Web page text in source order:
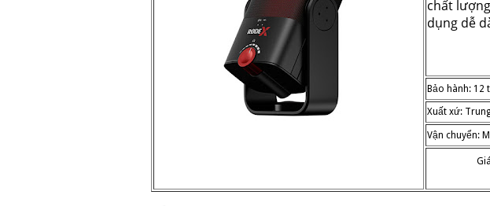
chất
dụng dễ
Bảo hành: 12
Xuất xứ:
Vận chuyển: